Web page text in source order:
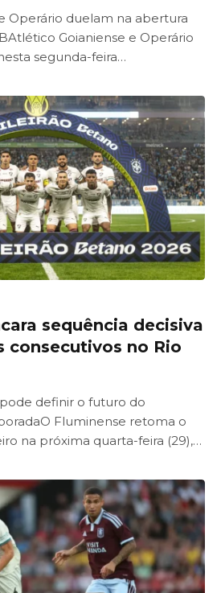
Operário duelam na abertura
Goianiense e Operário
segunda-feira…
sequência decisiva
consecutivos no Rio
definir o futuro do
Fluminense retoma o
na próxima quarta-feira (29),…